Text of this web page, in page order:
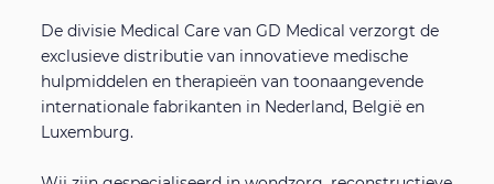
Supportplatform voor zorgprofessionals
De divisie Medical Care van GD Medical verzorgt de
exclusieve distributie van innovatieve medische
hulpmiddelen en therapieën van toonaangevende
internationale fabrikanten in Nederland, België en
Luxemburg.